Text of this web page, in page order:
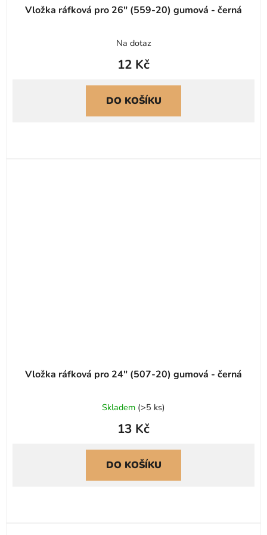
Vložka ráfková pro 26" (559-20) gumová - černá
Na dotaz
12 Kč
DO KOŠÍKU
Vložka ráfková pro 24" (507-20) gumová - černá
Skladem (>5 ks)
13 Kč
DO KOŠÍKU